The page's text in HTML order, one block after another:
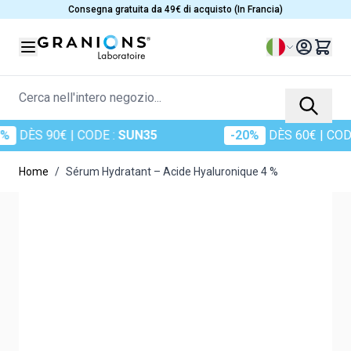
Salta al contenutoConsegna gratuita da 49€ di acquisto (In Francia)
Lingua
Cerca nell'intero negozio...
:SUN35 -20% DÈS 60€ | CODE :SUN20
Home / Sérum Hydratant – Acide Hyaluronique 4 %